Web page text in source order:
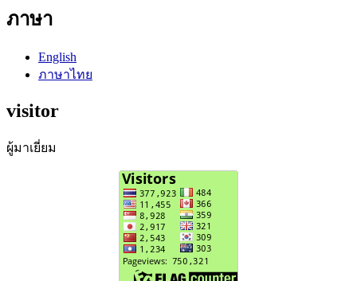
ภาษา
English
ภาษาไทย
visitor
ผู้มาเยี่ยม